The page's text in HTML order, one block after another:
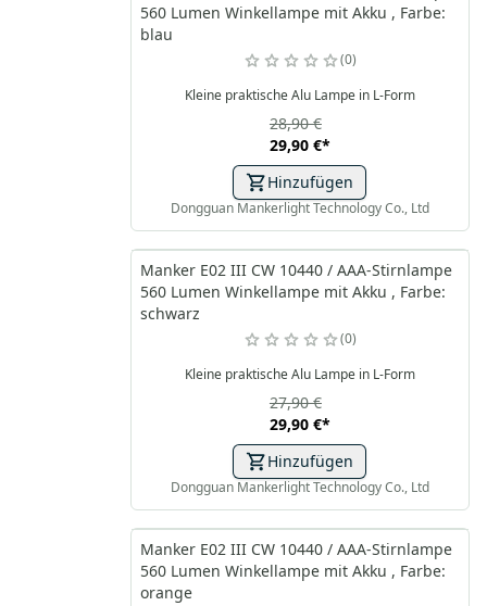
560 Lumen Winkellampe mit Akku , Farbe:
blau
0
Kleine praktische Alu Lampe in L-Form
29,90 €*
28,90 €
Hinzufügen
Dongguan Mankerlight Technology Co., Ltd
Manker E02 III CW 10440 / AAA-Stirnlampe
560 Lumen Winkellampe mit Akku , Farbe:
schwarz
0
Kleine praktische Alu Lampe in L-Form
29,90 €*
27,90 €
Hinzufügen
Dongguan Mankerlight Technology Co., Ltd
Manker E02 III CW 10440 / AAA-Stirnlampe
560 Lumen Winkellampe mit Akku , Farbe:
orange